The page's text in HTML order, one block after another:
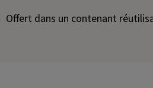
Offert dans un contenant